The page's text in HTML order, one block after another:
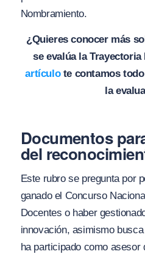
Nombramiento.
¿Quieres conocer más
se evalúa la
artículote contamos todo
la
Documentos
del
Este rubro se pregunta por
ganado el Concurso
Docentes o haber
innovación, asimismo
ha participado como asesor